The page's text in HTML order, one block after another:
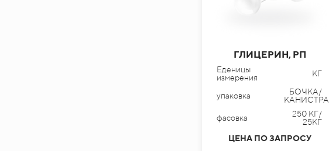
ГЛИЦЕРИН, РП
Еденицы
измерения
КГ
упаковка
БОЧКА/
КАНИСТРА
фасовка
250 КГ/
25КГ
ЦЕНА ПО ЗАПРОСУ